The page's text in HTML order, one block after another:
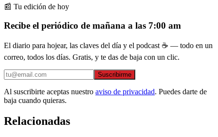
📰 Tu edición de hoy
Recibe el periódico de mañana a las 7:00 am
El diario para hojear, las claves del día y el podcast ☕ — todo en un
correo, todos los días. Gratis, y te das de baja con un clic.
Suscribirme
Al suscribirte aceptas nuestro aviso de privacidad. Puedes darte de
baja cuando quieras.
Relacionadas